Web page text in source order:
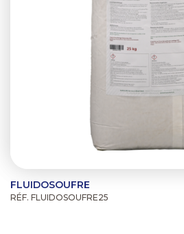
FLUIDOSOUFRE
RÉF. FLUIDOSOUFRE25